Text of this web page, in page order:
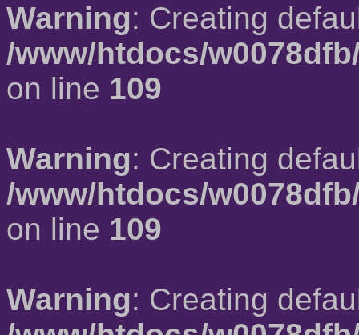
Warning: Creating
/www/htdocs/
on line 109
Warning: Creating
/www/htdocs/
on line 109
Warning: Creating